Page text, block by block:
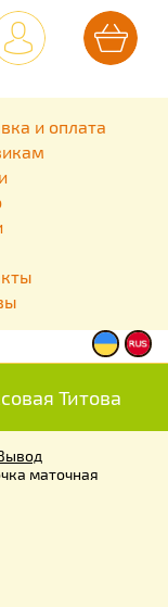
и оплата
Титова
маточная